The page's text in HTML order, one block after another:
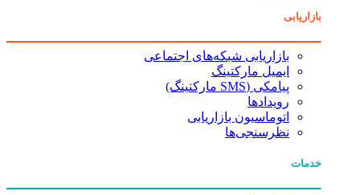
بازاریابی
بازاریابی شبکه‌های اجتماعی
ایمیل مارکتینگ
پیامکی (SMS مارکتینگ)
رویدادها
اتوماسیون بازاریابی
نظرسنجی‌ها
خدمات